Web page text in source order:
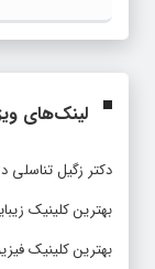
لینک‌های
دکتر زگیل تناسلی
بهترین کلینیک
بهترین کلینیک